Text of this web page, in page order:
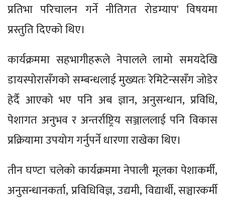
प्रतिभा परिचालन गर्ने नीतिगत रोडम्याप' विषयमा
प्रस्तुति दिएको थिए।
कार्यक्रममा सहभागीहरूले नेपालले लामो समयदेखि
डायस्पोरासँगको सम्बन्धलाई मुख्यतः रेमिटेन्ससँग जोडेर
हेर्दै आएको भए पनि अब ज्ञान, अनुसन्धान, प्रविधि,
पेशागत अनुभव र अन्तर्राष्ट्रिय सञ्जाललाई पनि विकास
प्रक्रियामा उपयोग गर्नुपर्ने धारणा राखेका थिए।
तीन घण्टा चलेको कार्यक्रममा नेपाली मूलका पेशाकर्मी,
अनुसन्धानकर्ता, प्रविधिविज्ञ, उद्यमी, विद्यार्थी, सञ्चारकर्मी